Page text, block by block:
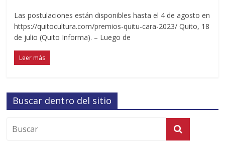
Las postulaciones están disponibles hasta el 4 de agosto en
https://quitocultura.com/premios-quitu-cara-2023/ Quito, 18
de julio (Quito Informa). – Luego de
Leer más
Buscar dentro del sitio